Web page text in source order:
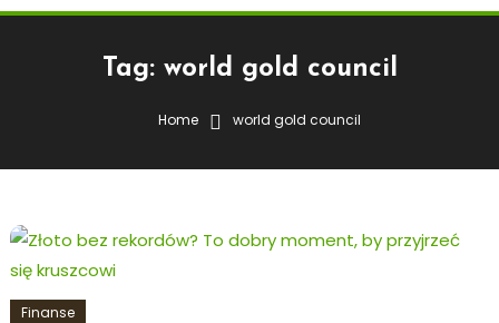
Tag: world gold council
Home world gold council
Finanse